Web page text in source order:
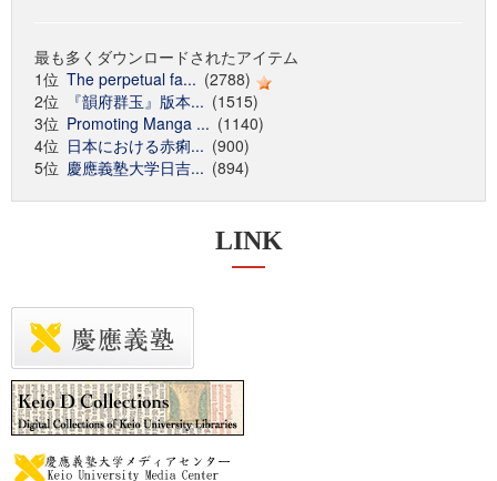
最も多くダウンロードされたアイテム
1位 The perpetual fa... (2788)
2位
『韻府群玉』版本... (1515)
3位 Promoting Manga ... (1140)
4位 日本における赤痢... (900)
5位 慶應義塾大学日吉... (894)
LINK